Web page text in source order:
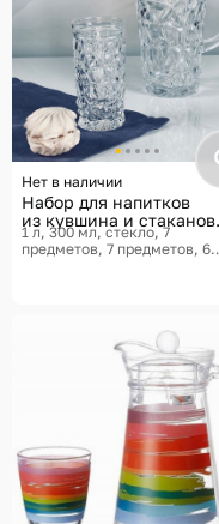
Нет в наличии
Набор для напитков
из кувшина и стаканов
«Color»
1 л, 300 мл, стекло, 7
предметов, 7 предметов, 6